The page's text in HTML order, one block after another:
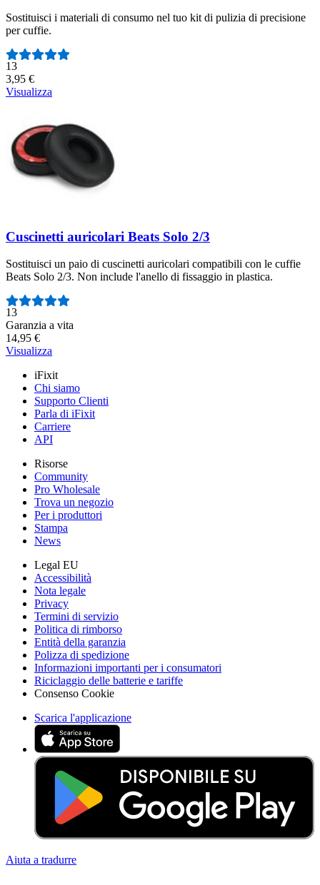
Sostituisci i materiali di consumo nel tuo kit di pulizia di precisione
per cuffie.
Numero di recensioni:
13
3,95 €
Visualizza
Cuscinetti auricolari Beats Solo 2/3
Sostituisci un paio di cuscinetti auricolari compatibili con le cuffie
Beats Solo 2/3. Non include l'anello di fissaggio in plastica.
Numero di recensioni:
13
Garanzia a vita
14,95 €
Visualizza
iFixit
Chi siamo
Supporto Clienti
Parla di iFixit
Carriere
API
Risorse
Community
Pro Wholesale
Trova un negozio
Per i produttori
Stampa
News
Legal EU
Accessibilità
Nota legale
Privacy
Termini di servizio
Politica di rimborso
Entità della garanzia
Polizza di spedizione
Informazioni importanti per i consumatori
Riciclaggio delle batterie e tariffe
Consenso Cookie
Scarica l'applicazione
Aiuta a tradurre